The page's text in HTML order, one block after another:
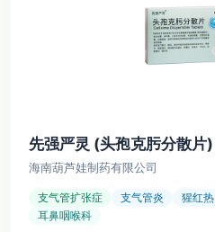
先强严灵 (头孢克肟分散片)
海南葫芦娃制药有限公司
支气管扩张症 支气管炎 猩红热
耳鼻咽喉科